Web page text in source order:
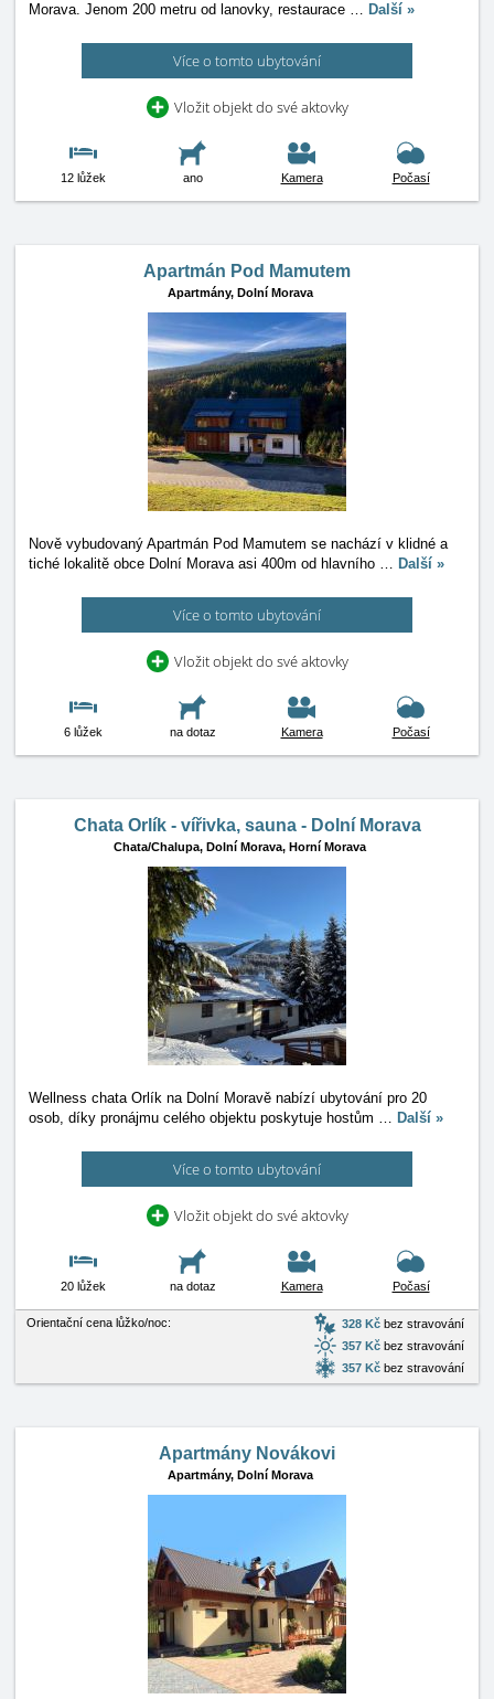
Morava. Jenom 200 metru od lanovky, restaurace … Další »
Více o tomto ubytování
Vložit objekt do své aktovky
12 lůžek ano Kamera Počasí
Apartmán Pod Mamutem
Apartmány, Dolní Morava
Nově vybudovaný Apartmán Pod Mamutem se nachází v klidné a
tiché lokalitě obce Dolní Morava asi 400m od hlavního … Další »
Více o tomto ubytování
Vložit objekt do své aktovky
6 lůžek na dotaz Kamera Počasí
Chata Orlík - vířivka, sauna - Dolní Morava
Chata/Chalupa, Dolní Morava, Horní Morava
Wellness chata Orlík na Dolní Moravě nabízí ubytování pro 20
osob, díky pronájmu celého objektu poskytuje hostům … Další »
Více o tomto ubytování
Vložit objekt do své aktovky
20 lůžek na dotaz Kamera Počasí
Orientační cena lůžko/noc: 328 Kč bez stravování
357 Kč bez stravování
357 Kč bez stravování
Apartmány Novákovi
Apartmány, Dolní Morava